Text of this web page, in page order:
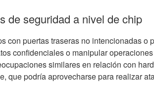
de seguridad a nivel de chip
con puertas traseras no intencionadas o
confidenciales o manipular
similares en relación con
que podría aprovecharse para realizar